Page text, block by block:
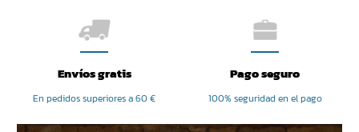
Envíos gratis
En pedidos superiores a 60 €
Pago seguro
100% seguridad en el pago